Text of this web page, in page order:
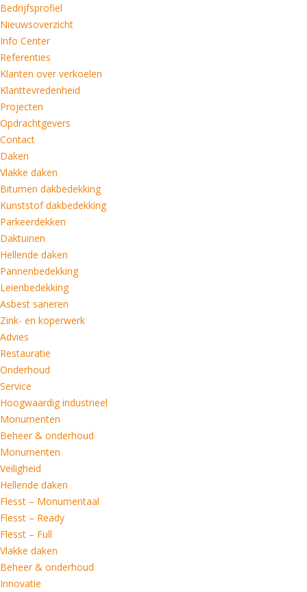
Bedrijfsprofiel
Nieuwsoverzicht
Info Center
Referenties
Klanten over verkoelen
Klanttevredenheid
Projecten
Opdrachtgevers
Contact
Daken
Vlakke daken
Bitumen dakbedekking
Kunststof dakbedekking
Parkeerdekken
Daktuinen
Hellende daken
Pannenbedekking
Leienbedekking
Asbest saneren
Zink- en koperwerk
Advies
Restauratie
Onderhoud
Service
Hoogwaardig industrieel
Monumenten
Beheer & onderhoud
Monumenten
Veiligheid
Hellende daken
Flesst – Monumentaal
Flesst – Ready
Flesst – Full
Vlakke daken
Beheer & onderhoud
Innovatie